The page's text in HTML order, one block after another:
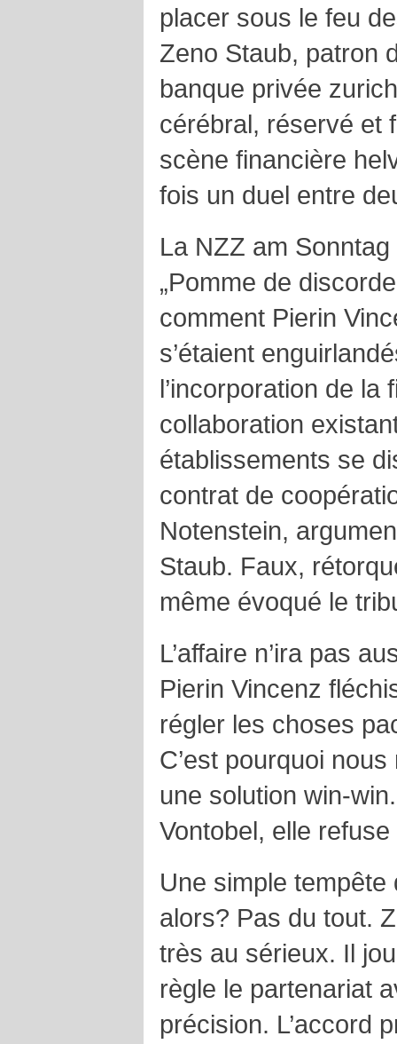
placer sous le feu
Zeno Staub, patron
banque privée
cérébral, réservé et
scène financière
fois un duel entre
La NZZ am
„Pomme de
comment Pierin
s’étaient
l’incorporation de la
collaboration
établissements se
contrat de
Notenstein,
Staub. Faux,
même évoqué le
L’affaire n’ira pas
Pierin Vincenz
régler les choses
C’est pourquoi
une solution win-
Vontobel, elle
Une simple tempête
alors? Pas du tout.
très au sérieux. Il
règle le partenariat
précision. L’accord